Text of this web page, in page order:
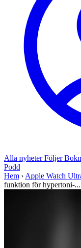
Alla nyheterFöljer
Podd
Hem › Apple Watch
funktion för hypertoni-...